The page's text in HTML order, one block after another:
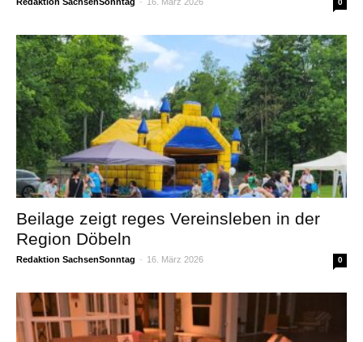
0
Beilage zeigt reges Vereinsleben in der
Region Döbeln
Redaktion SachsenSonntag - 16. März 2026 0